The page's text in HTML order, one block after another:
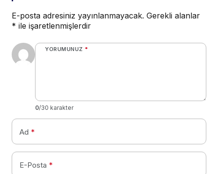
E-posta adresiniz yayınlanmayacak. Gerekli alanlar
* ile işaretlenmişlerdir
YORUMUNUZ *
0/30 karakter
Ad *
E-Posta *